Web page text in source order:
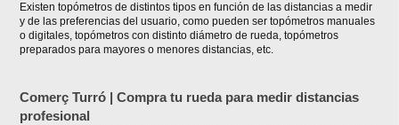
Existen topómetros de distintos tipos en función de las distancias a medir
y de las preferencias del usuario, como pueden ser topómetros manuales
o digitales, topómetros con distinto diámetro de rueda, topómetros
preparados para mayores o menores distancias, etc.
Comerç Turró | Compra tu rueda para medir distancias
profesional